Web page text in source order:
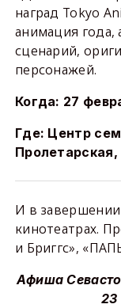
наград Tokyo
анимация года,
сценарий,
персонажей.
Когда: 27
Где: Центр
Пролетарская,
И в завершении
кинотеатрах.
и Бриггс»,
Афиша
23